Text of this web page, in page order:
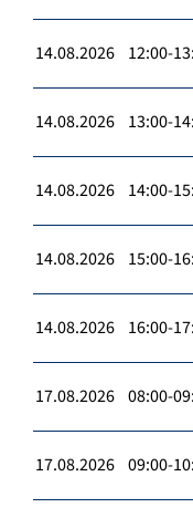
14.08.2026 12:00-
14.08.2026 13:00-
14.08.2026 14:00-
14.08.2026 15:00-
14.08.2026 16:00-
17.08.2026 08:00-
17.08.2026 09:00-